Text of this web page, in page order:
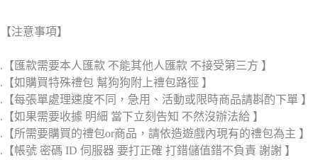
【注意事項】
.【匯款需要本人匯款 不能其他人匯款 不接受第三方 】
.【如購買特殊禮包 幫狗狗附上禮包路徑 】
.【每張單處理速度不同，急用、活動或限時商品請斟酌下單 】
.【如果需要收據 明細 當下立刻告知 不然沒辦法給 】
.【所需要購買的禮包or商品，請依造遊戲內現有的禮包為主 】
.【帳號 密碼 ID 伺服器 要打正確 打錯儲值錯不負責 謝謝 】